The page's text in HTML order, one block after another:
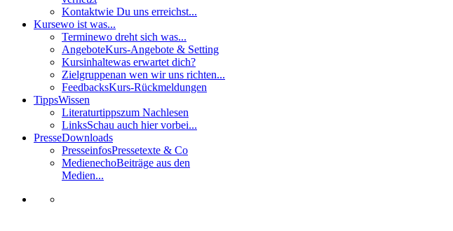
Kontaktwie Du uns erreichst...
Kursewo ist was...
Terminewo dreht sich was...
AngeboteKurs-Angebote & Setting
Kursinhaltewas erwartet dich?
Zielgruppenan wen wir uns richten...
FeedbacksKurs-Rückmeldungen
TippsWissen
Literaturtippszum Nachlesen
LinksSchau auch hier vorbei...
PresseDownloads
PresseinfosPressetexte & Co
MedienechoBeiträge aus den
Medien...